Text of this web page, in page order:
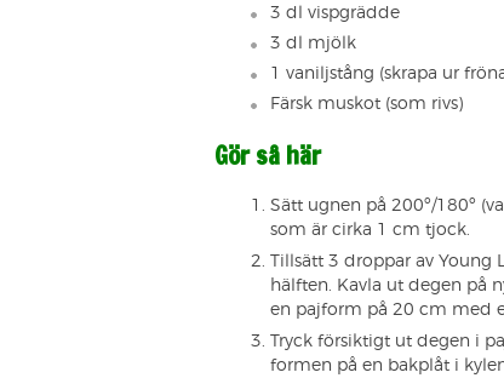
3 dl vispgrädde
3 dl mjölk
1 vaniljstång (skrapa ur
Färsk muskot (som rivs)
Gör så här
Sätt ugnen på 200º/180º
som är cirka 1 cm tjock.
Tillsätt 3 droppar av
hälften. Kavla ut degen på
en pajform på 20 cm med
Tryck försiktigt ut degen i
formen på en bakplåt i